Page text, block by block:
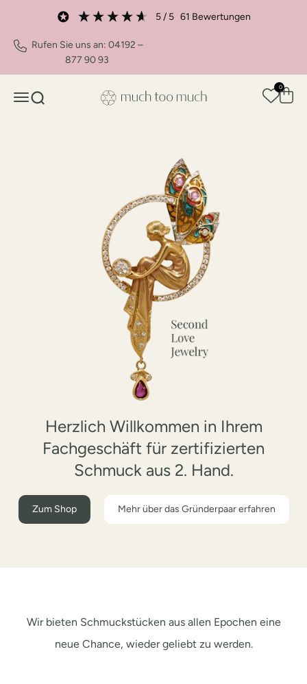
Zum Inhalt springen
5/ 5 61 Bewertungen
Rufen Sie uns an: 04192 –
877 90 93
Navigationsmenü öffnen
Suche öffnen much too much Shop
0
Herzlich Willkommen in Ihrem
Fachgeschäft für zertifizierten
Schmuck aus 2. Hand.
Zum Shop Mehr über das Gründerpaar erfahren
Wir bieten Schmuckstücken aus allen Epochen eine
neue Chance, wieder geliebt zu werden.